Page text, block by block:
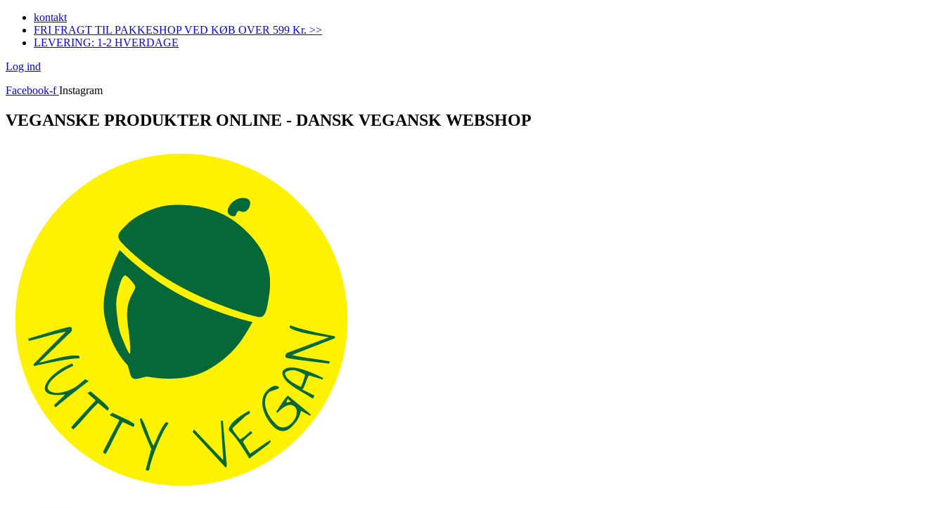
Videre
indhold
kontakt
FRI FRAGT TIL PAKKESHOP VED KØB OVER 599 Kr. >>
LEVERING: 1-2 HVERDAGE
Log ind
Facebook-f Instagram
VEGANSKE PRODUKTER ONLINE - DANSK VEGANSK WEBSHOP